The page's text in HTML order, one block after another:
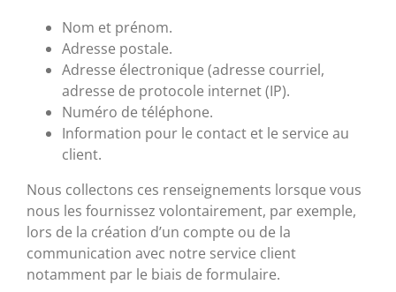
Nom et prénom.
Adresse postale.
Adresse électronique (adresse courriel,
adresse de protocole internet (IP).
Numéro de téléphone.
Information pour le contact et le service au
client.
Nous collectons ces renseignements lorsque vous
nous les fournissez volontairement, par exemple,
lors de la création d’un compte ou de la
communication avec notre service client
notamment par le biais de formulaire.